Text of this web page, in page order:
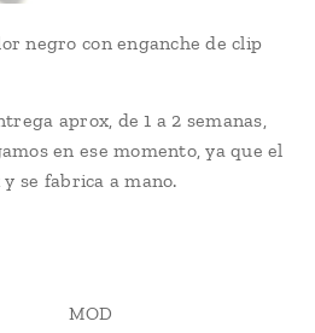
negro con enganche de clip
aprox, de 1 a 2 semanas,
en ese momento, ya que el
se fabrica a mano.
MOD